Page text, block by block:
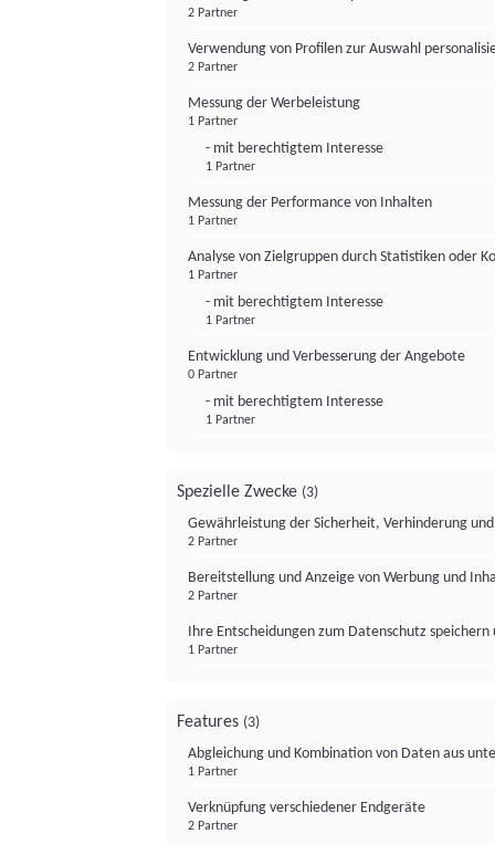
2 Partner
Verwendung von Profilen zur Auswahl
2 Partner
Messung der Werbeleistung
1 Partner
- mit berechtigtem Interesse
1 Partner
Messung der Performance von Inhalten
1 Partner
Analyse von Zielgruppen durch Statistiken oder
1 Partner
- mit berechtigtem Interesse
1 Partner
Entwicklung und Verbesserung der Angebote
0 Partner
- mit berechtigtem Interesse
1 Partner
Spezielle Zwecke (3)
Gewährleistung der Sicherheit, Verhinderung
2 Partner
Bereitstellung und Anzeige von Werbung und
2 Partner
Ihre Entscheidungen zum Datenschutz
1 Partner
Features (3)
Abgleichung und Kombination von Daten aus
1 Partner
Verknüpfung verschiedener Endgeräte
2 Partner